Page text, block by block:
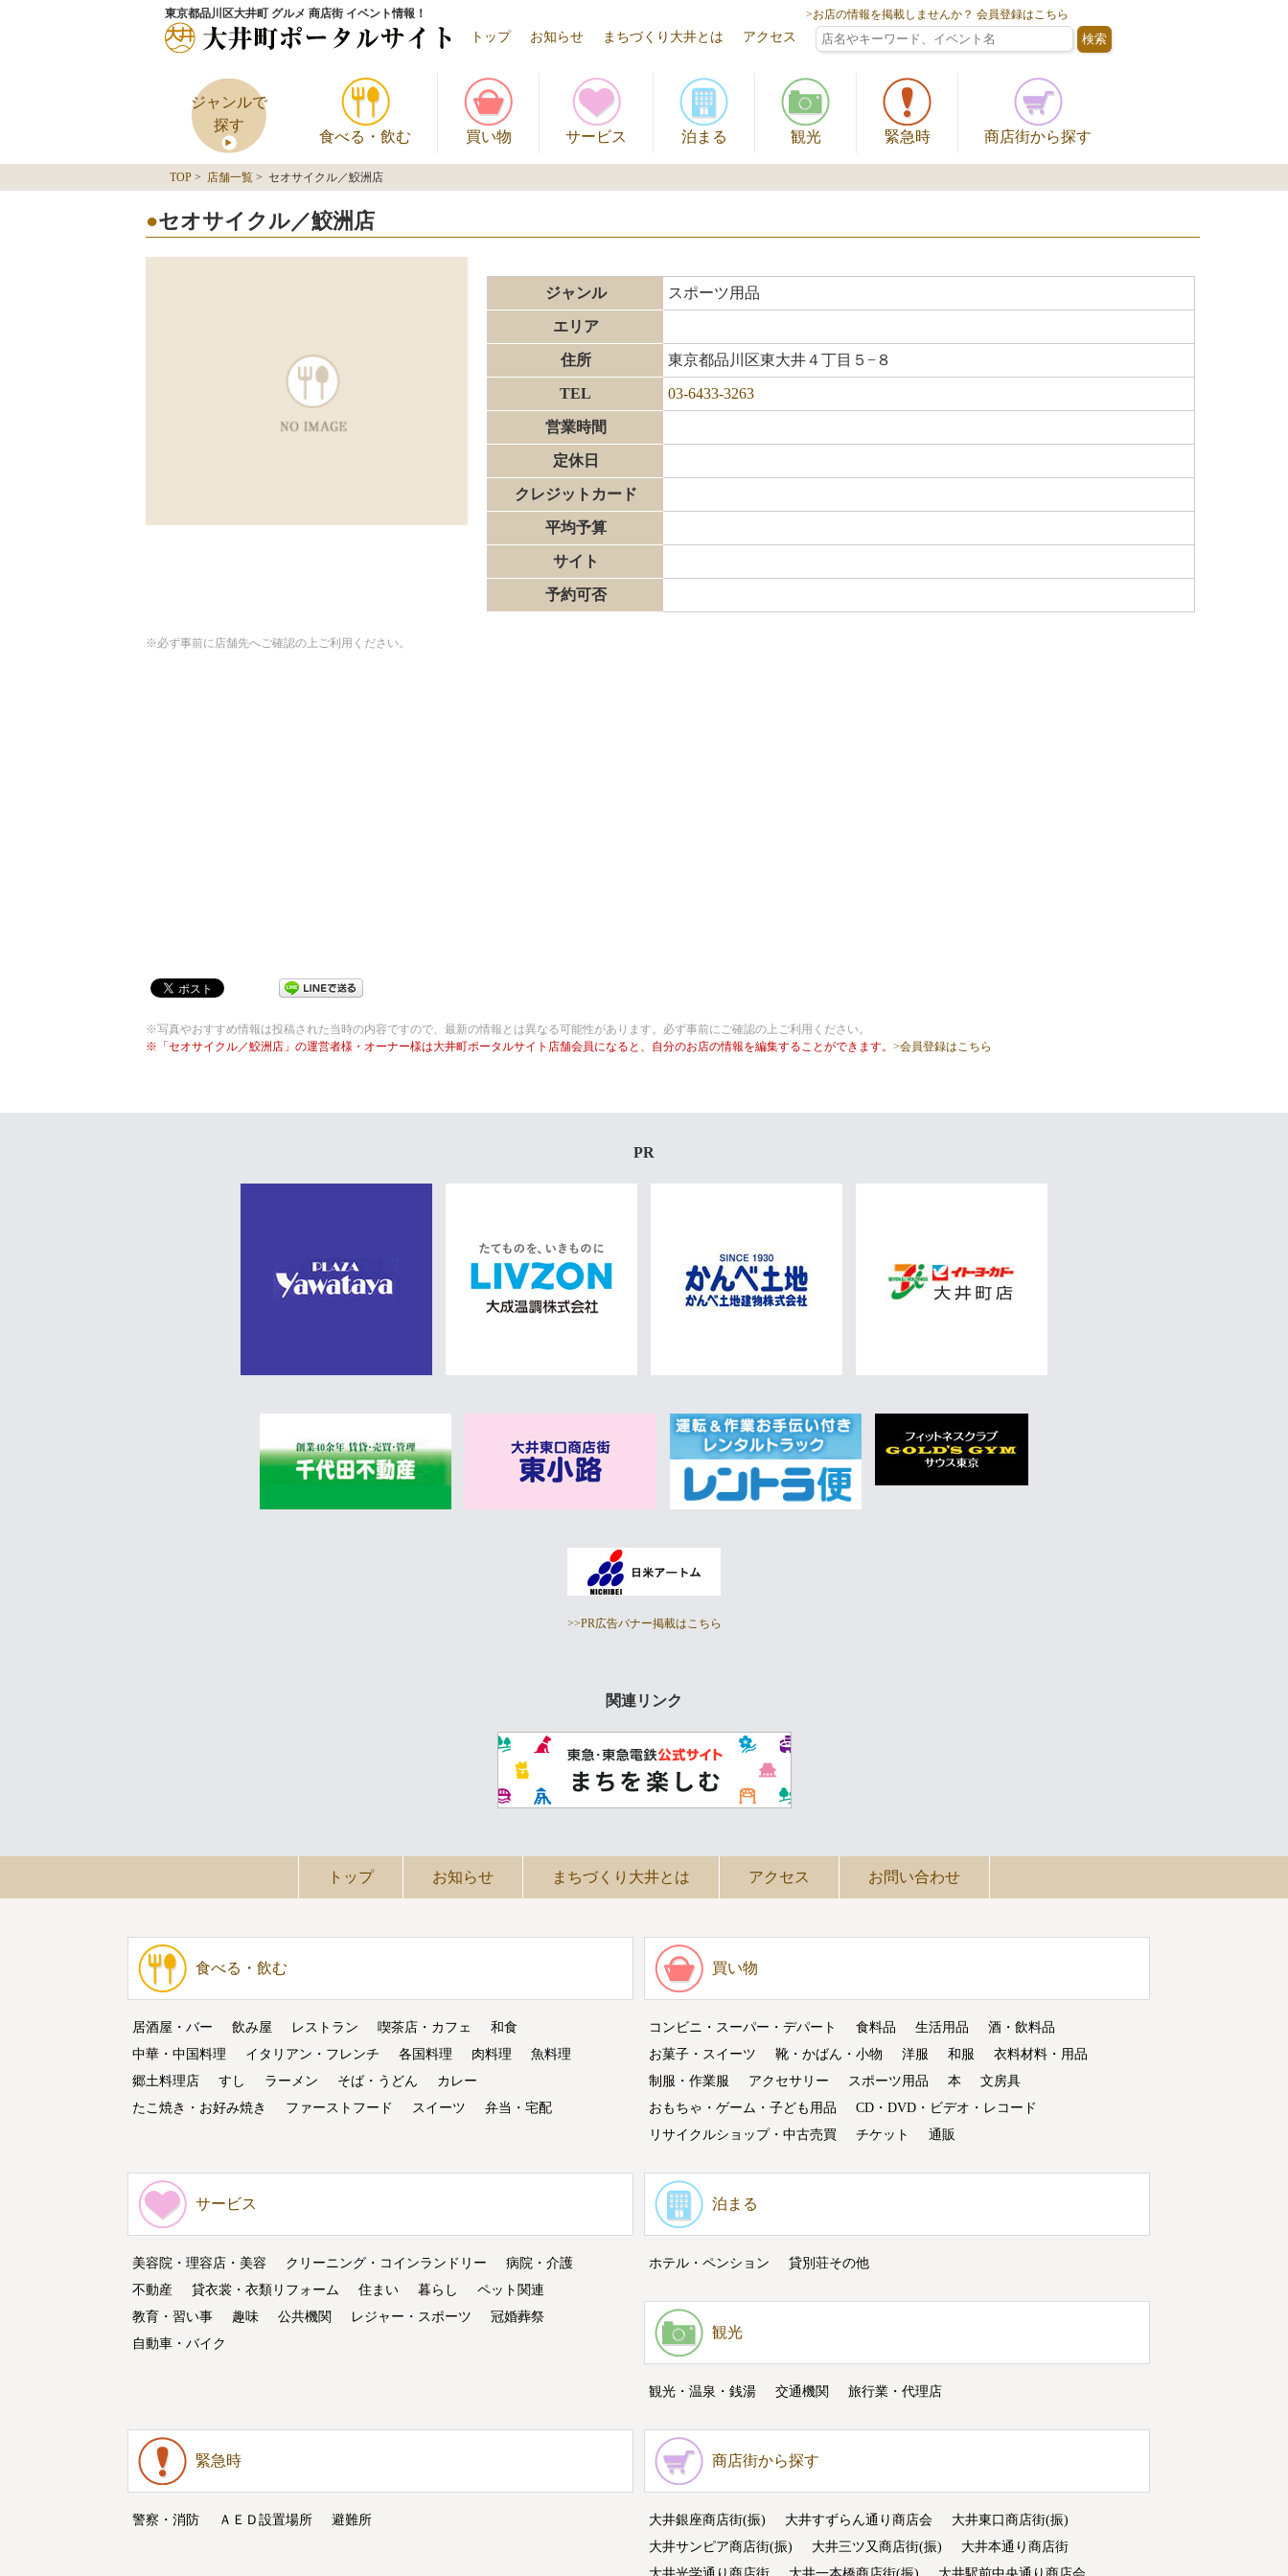
東京都品川区大井町 グルメ 商店街 イベント情報！ >お店の情報を掲載しませんか？ 会員登録はこちら
トップ お知らせ まちづくり大井とは アクセス
ジャンルで
探す
食べる・飲む 買い物 サービス 泊まる 観光 緊急時 商店街から探す
TOP > 店舗一覧 > セオサイクル／鮫洲店
セオサイクル／鮫洲店
ジャンル スポーツ用品
エリア
住所 東京都品川区東大井４丁目５−８
TEL 03-6433-3263
営業時間
定休日
クレジットカード
平均予算
サイト
予約可否
※必ず事前に店舗先へご確認の上ご利用ください。
※写真やおすすめ情報は投稿された当時の内容ですので、最新の情報とは異なる可能性があります。必ず事前にご確認の上ご利用ください。
※「セオサイクル／鮫洲店」の運営者様・オーナー様は大井町ポータルサイト店舗会員になると、自分のお店の情報を編集することができます。 >会員登録はこちら
PR
>>PR広告バナー掲載はこちら
関連リンク
トップ お知らせ まちづくり大井とは アクセス お問い合わせ
食べる・飲む
居酒屋・バー 飲み屋 レストラン 喫茶店・カフェ
和食
中華・中国料理
イタリアン・フレンチ 各国料理 肉料理
魚料理
郷土料理店
すし ラーメン そば・うどん
カレー
たこ焼き・お好み焼き
ファーストフード スイーツ 弁当・宅配
買い物
コンビニ・スーパー・デパート 食料品 生活用品
酒・飲料品
お菓子・スイーツ
靴・かばん・小物 洋服 和服
衣料材料・用品
制服・作業服
アクセサリー スポーツ用品 本
文房具
おもちゃ・ゲーム・子ども用品
CD・DVD・ビデオ・レコード
リサイクルショップ・中古売買
チケット 通販
サービス
美容院・理容店・美容 クリーニング・コインランドリー
病院・介護
不動産
貸衣裳・衣類リフォーム 住まい 暮らし
ペット関連
教育・習い事
趣味 公共機関 レジャー・スポーツ
冠婚葬祭
自動車・バイク
泊まる
ホテル・ペンション 貸別荘その他
観光
観光・温泉・銭湯 交通機関 旅行業・代理店
緊急時
警察・消防 ＡＥＤ設置場所 避難所
商店街から探す
大井銀座商店街(振) 大井すずらん通り商店会
大井東口商店街(振)
大井サンピア商店街(振)
大井三ツ又商店街(振)
大井本通り商店街